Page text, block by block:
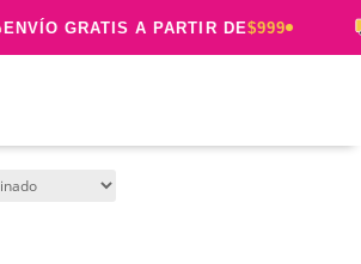
GRATIS A PARTIR DE$999